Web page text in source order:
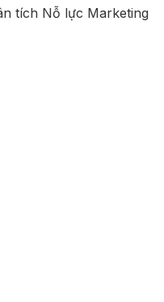
tích Nỗ lực Marketing